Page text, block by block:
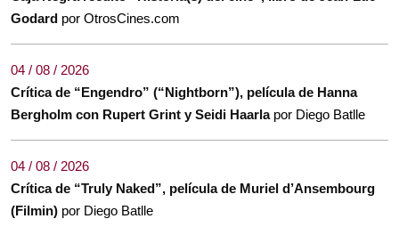
Godard por OtrosCines.com
04 / 08 / 2026
Crítica de “Engendro” (“Nightborn”), película de Hanna
Bergholm con Rupert Grint y Seidi Haarla por Diego Batlle
04 / 08 / 2026
Crítica de “Truly Naked”, película de Muriel d’Ansembourg
(Filmin) por Diego Batlle